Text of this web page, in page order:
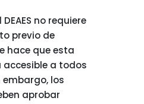
no requiere
previo de
hace que esta
a todos
embargo, los
aprobar